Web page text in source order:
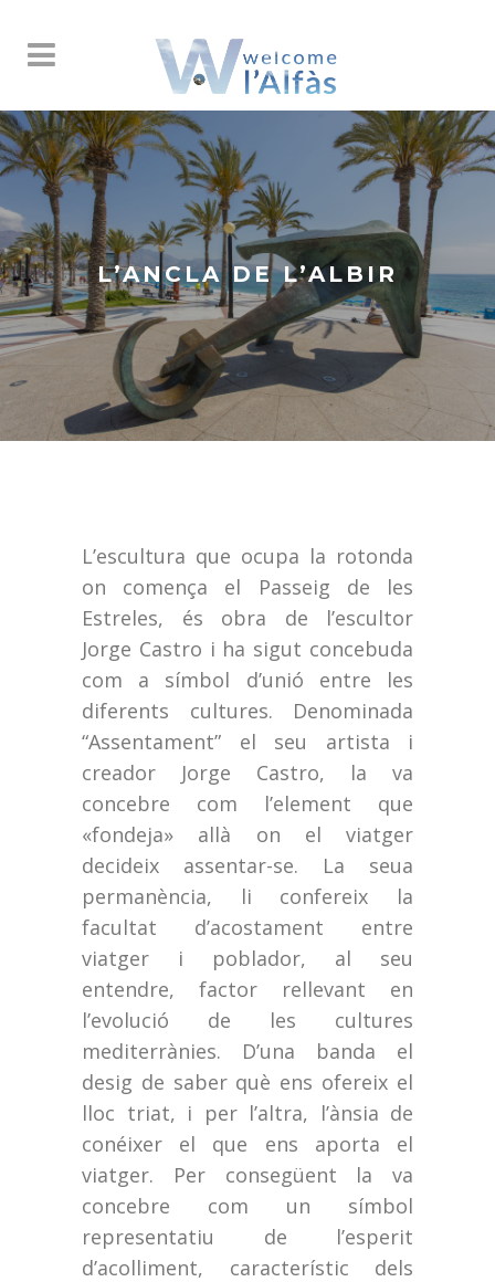
L’ANCLA DE L’ALBIR
L’escultura que ocupa la rotonda
on comença el Passeig de les
Estreles, és obra de l’escultor
Jorge Castro i ha sigut concebuda
com a símbol d’unió entre les
diferents cultures. Denominada
“Assentament” el seu artista i
creador Jorge Castro, la va
concebre com l’element que
«fondeja» allà on el viatger
decideix assentar-se. La seua
permanència, li confereix la
facultat d’acostament entre
viatger i poblador, al seu
entendre, factor rellevant en
l’evolució de les cultures
mediterrànies. D’una banda el
desig de saber què ens ofereix el
lloc triat, i per l’altra, l’ànsia de
conéixer el que ens aporta el
viatger. Per consegüent la va
concebre com un símbol
representatiu de l’esperit
d’acolliment, característic dels